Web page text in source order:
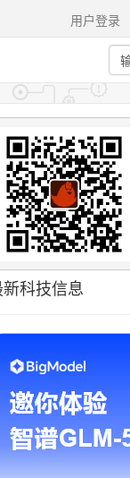
用户登录
科技信息